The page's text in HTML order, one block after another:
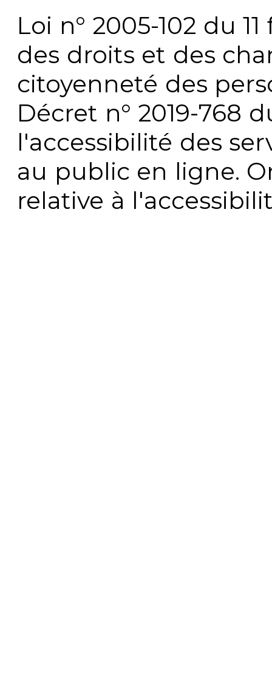
Loi n° 2005-102 du
des droits et des
citoyenneté des
Décret n° 2019-768
l'accessibilité des
au public en ligne.
relative à